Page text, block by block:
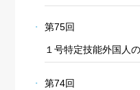
第75回
１号特定技能外国人
第74回